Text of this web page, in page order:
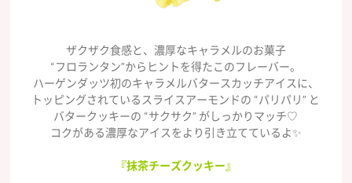
ザクザク食感と、濃厚なキャラメルのお菓子
“フロランタン”からヒントを得たこのフレーバー。
ハーゲンダッツ初のキャラメルバタースカッチアイスに、
トッピングされているスライスアーモンドの “パリパリ” と
バタークッキーの “サクサク” がしっかりマッチ♡
コクがある濃厚なアイスをより引き立てているよ✨
『抹茶チーズクッキー』